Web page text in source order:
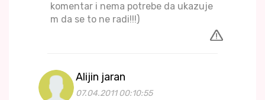
komentar i nema potrebe da ukazuje
m da se to ne radi!!!)
Alijin jaran
07.04.2011 00:10:55